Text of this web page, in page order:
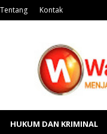
Tentang Kontak
HUKUM DAN KRIMINAL